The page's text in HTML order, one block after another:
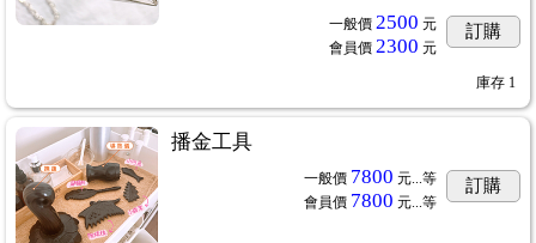
一般價 2500 元
會員價 2300 元
訂購
庫存 1
播金工具
一般價 7800 元...等
會員價 7800 元...等
訂購